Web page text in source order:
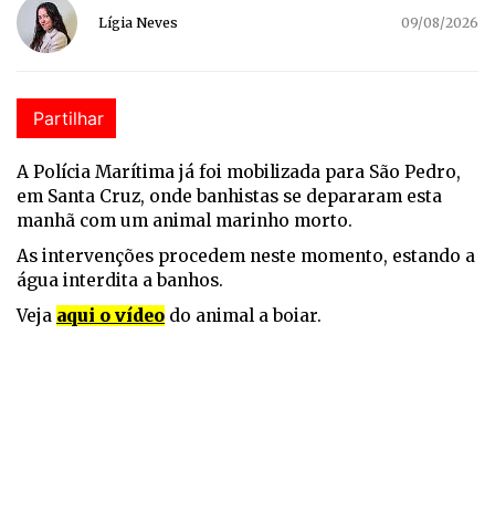
Lígia Neves 09/08/2026
Partilhar
A Polícia Marítima já foi mobilizada para São Pedro,
em Santa Cruz, onde banhistas se depararam esta
manhã com um animal marinho morto.
As intervenções procedem neste momento, estando a
água interdita a banhos.
Veja aqui o vídeo do animal a boiar.